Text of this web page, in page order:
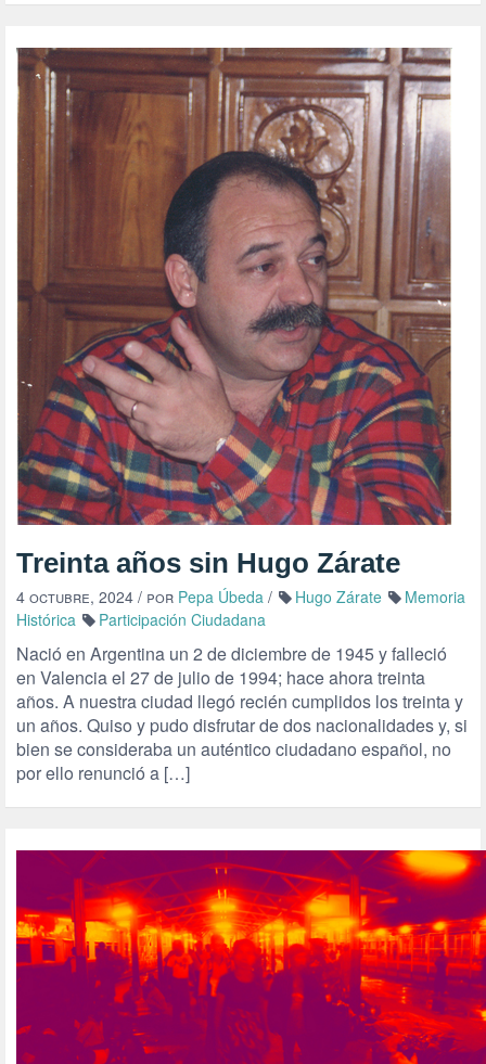
Treinta años sin Hugo Zárate
4 octubre, 2024 / por Pepa Úbeda / Hugo Zárate
Memoria
Histórica
Participación Ciudadana
Nació en Argentina un 2 de diciembre de 1945 y falleció
en Valencia el 27 de julio de 1994; hace ahora treinta
años. A nuestra ciudad llegó recién cumplidos los treinta y
un años. Quiso y pudo disfrutar de dos nacionalidades y, si
bien se consideraba un auténtico ciudadano español, no
por ello renunció a […]